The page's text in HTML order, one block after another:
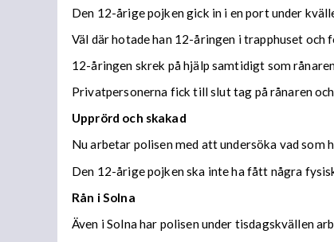
Den 12-årige pojken gick in i en port under
Väl där hotade han 12-åringen i trapphuset
12-åringen skrek på hjälp samtidigt som
Privatpersonerna fick till slut tag på rånaren
Upprörd och skakad
Nu arbetar polisen med att undersöka vad som
Den 12-årige pojken ska inte ha fått några
Rån i Solna
Även i Solna har polisen under tisdagskvällen